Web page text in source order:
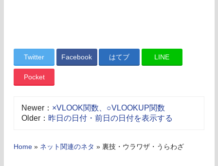
Twitter Facebook はてブ LINE
Pocket
Newer： ×VLOOK関数、○VLOOKUP関数
Older： 昨日の日付・前日の日付を表示する
Home » ネット関連のネタ » 裏技・ウラワザ・うらわざ